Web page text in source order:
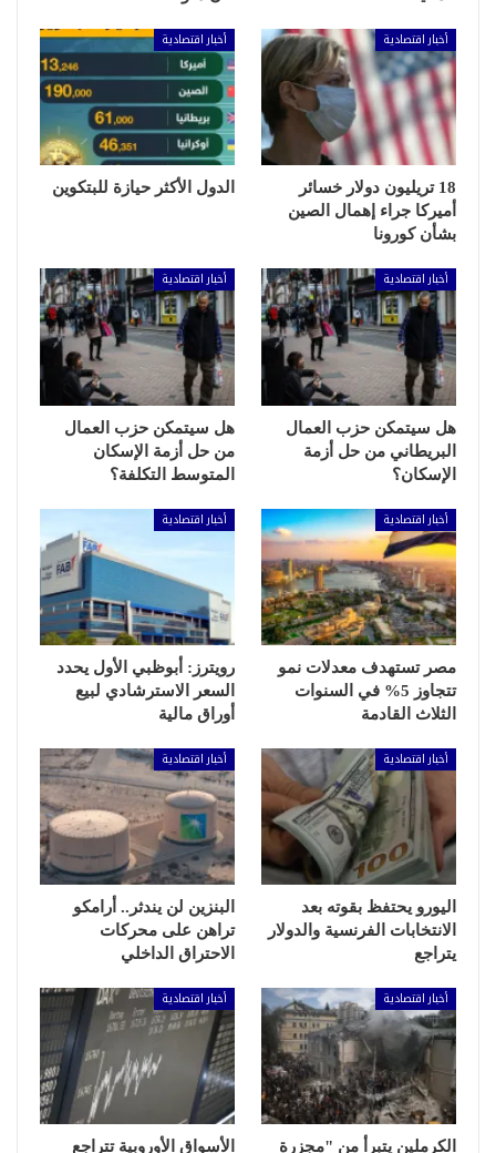
أخبار اقتصادية
18 تريليون دولار خسائر
أميركا جراء إهمال الصين
بشأن كورونا
أخبار اقتصادية
الدول الأكثر حيازة للبتكوين
أخبار اقتصادية
هل سيتمكن حزب العمال
البريطاني من حل أزمة
الإسكان؟
أخبار اقتصادية
هل سيتمكن حزب العمال
من حل أزمة الإسكان
المتوسط التكلفة؟
أخبار اقتصادية
مصر تستهدف معدلات نمو
تتجاوز 5% في السنوات
الثلاث القادمة
أخبار اقتصادية
رويترز: أبوظبي الأول يحدد
السعر الاسترشادي لبيع
أوراق مالية
أخبار اقتصادية
اليورو يحتفظ بقوته بعد
الانتخابات الفرنسية والدولار
يتراجع
أخبار اقتصادية
البنزين لن يندثر.. أرامكو
تراهن على محركات
الاحتراق الداخلي
أخبار اقتصادية
الكرملين يتبرأ من "مجزرة
أخبار اقتصادية
الأسواق الأوروبية تتراجع